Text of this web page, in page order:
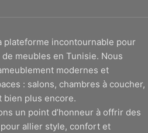
plateforme incontournable pour
meubles en Tunisie. Nous
modernes et
: salons, chambres à coucher,
bien plus encore.
un point d’honneur à offrir des
allier style, confort et